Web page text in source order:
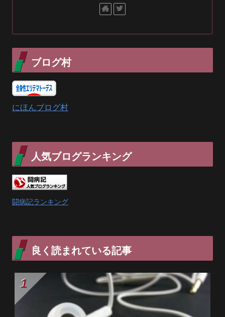
ブログ村
にほんブログ村
人気ブログランキング
闘病記ランキング
良く読まれている記事